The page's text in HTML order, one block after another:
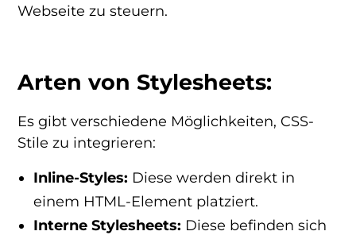
Webseite zu steuern.
Arten von Stylesheets:
Es gibt verschiedene Möglichkeiten, CSS-
Stile zu integrieren:
Inline-Styles: Diese werden direkt in
einem HTML-Element platziert.
Interne Stylesheets: Diese befinden sich